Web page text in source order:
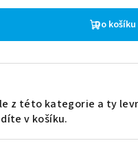
Do košíku
z této kategorie a ty
v košíku.